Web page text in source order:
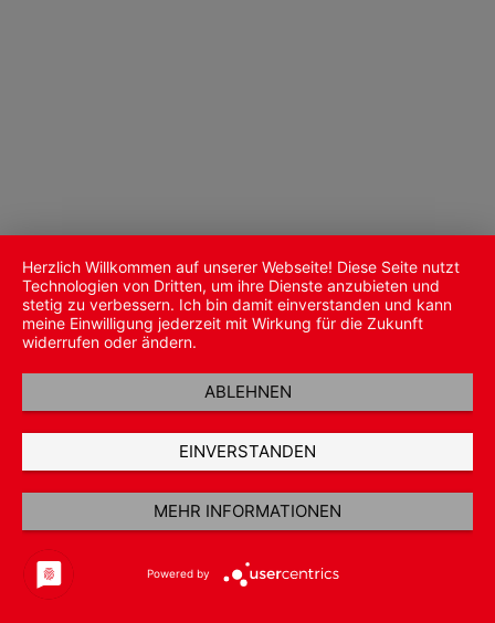
Herzlich Willkommen auf unserer Webseite! Diese Seite nutzt
Technologien von Dritten, um ihre Dienste anzubieten und
stetig zu verbessern. Ich bin damit einverstanden und kann
meine Einwilligung jederzeit mit Wirkung für die Zukunft
widerrufen oder ändern.
ABLEHNEN
EINVERSTANDEN
MEHR INFORMATIONEN
Powered by